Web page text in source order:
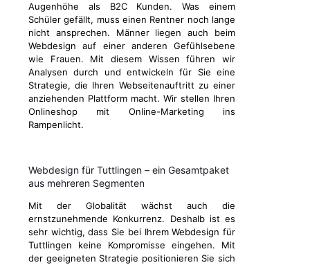
Augenhöhe als B2C Kunden. Was einem
Schüler gefällt, muss einen Rentner noch lange
nicht ansprechen. Männer liegen auch beim
Webdesign auf einer anderen Gefühlsebene
wie Frauen. Mit diesem Wissen führen wir
Analysen durch und entwickeln für Sie eine
Strategie, die Ihren Webseitenauftritt zu einer
anziehenden Plattform macht. Wir stellen Ihren
Onlineshop mit Online-Marketing ins
Rampenlicht.
Webdesign für Tuttlingen – ein Gesamtpaket
aus mehreren Segmenten
Mit der Globalität wächst auch die
ernstzunehmende Konkurrenz. Deshalb ist es
sehr wichtig, dass Sie bei Ihrem Webdesign für
Tuttlingen keine Kompromisse eingehen. Mit
der geeigneten Strategie positionieren Sie sich